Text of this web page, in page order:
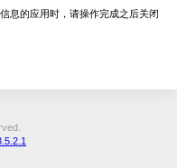
息的应用时，请操作完成之后关闭